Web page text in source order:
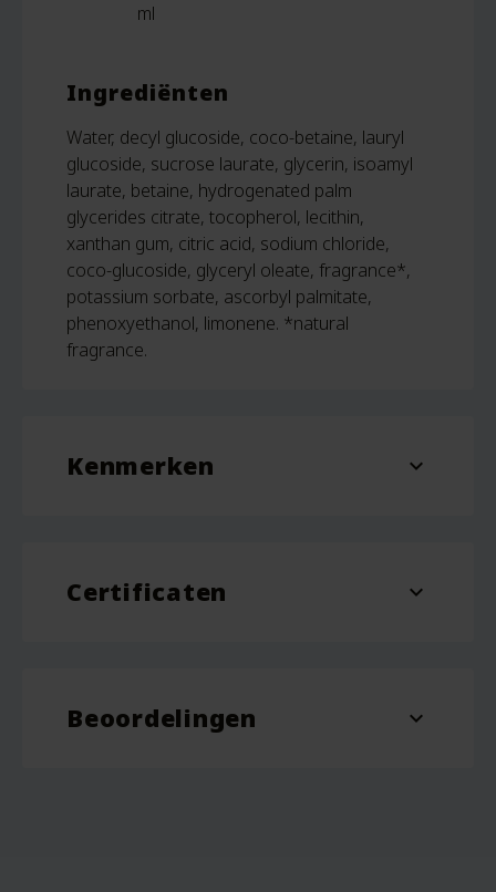
ml
Ingrediënten
Water, decyl glucoside, coco-betaine, lauryl
glucoside, sucrose laurate, glycerin, isoamyl
laurate, betaine, hydrogenated palm
glycerides citrate, tocopherol, lecithin,
xanthan gum, citric acid, sodium chloride,
coco-glucoside, glyceryl oleate, fragrance*,
potassium sorbate, ascorbyl palmitate,
phenoxyethanol, limonene. *natural
fragrance.
Kenmerken expand_more
Certificaten expand_more
Beoordelingen expand_more